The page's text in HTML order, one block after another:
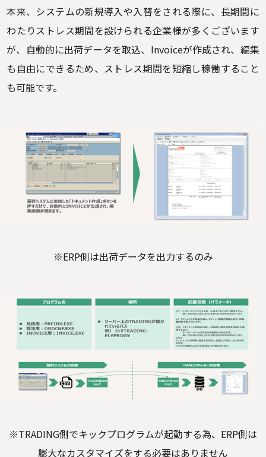
本来、システムの新規導入や入替をされる際に、長期間に
わたりストレス期間を設けられる企業様が多くございます
が、自動的に出荷データを取込、Invoiceが作成され、編集
も自由にできるため、ストレス期間を短縮し稼働すること
も可能です。
※ERP側は出荷データを出力するのみ
※TRADING側でキックプログラムが起動する為、ERP側は
膨大なカスタマイズをする必要はありません